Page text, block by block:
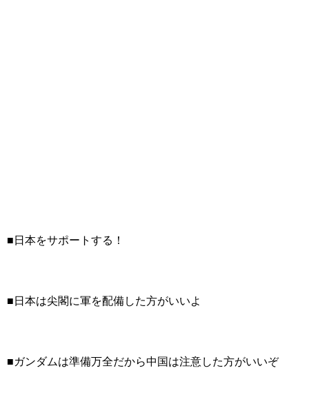
■日本をサポートする！
■日本は尖閣に軍を配備した方がいいよ
■ガンダムは準備万全だから中国は注意した方がいいぞ